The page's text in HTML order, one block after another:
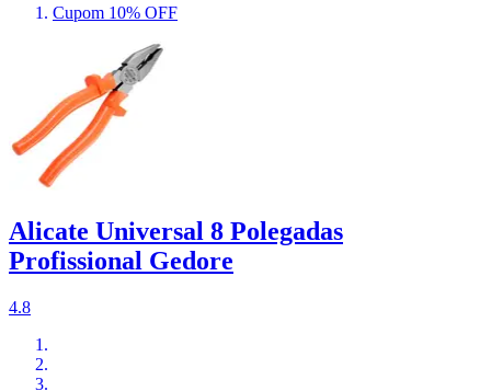
Cupom 10% OFF
Alicate Universal 8 Polegadas
Profissional Gedore
4.8